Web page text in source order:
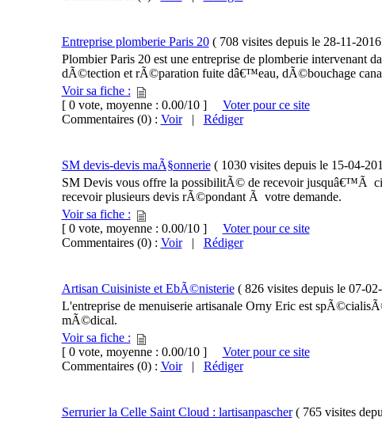
Entreprise plomberie Paris 20(708 visites depuis le 28-11-2016
Plombier Paris 20 est une entreprise de plomberie intervenant
dÃ©tection et rÃ©paration fuite dâ€™eau, dÃ©bouchage
Voir sa fiche :
[ 0 vote, moyenne : 0.00/10 ] Voter pour ce site
Commentaires (0) : Voir| Rédiger
SM devis-devis maÃ§onnerie(1030 visites depuis le 15-04-
SM Devis vous offre la possibilitÃ© de recevoir jusquâ€™Ã
recevoir plusieurs devis rÃ©pondant Ã votre demande.
Voir sa fiche :
[ 0 vote, moyenne : 0.00/10 ] Voter pour ce site
Commentaires (0) : Voir| Rédiger
Artisan Cuisiniste et EbÃ©nisterie(826 visites depuis le 07-
L'entreprise de menuiserie artisanale Orny Eric est
mÃ©dical.
Voir sa fiche :
[ 0 vote, moyenne : 0.00/10 ] Voter pour ce site
Commentaires (0) : Voir| Rédiger
Serrurier la Celle Saint Cloud : lartisanpascher(765 visites